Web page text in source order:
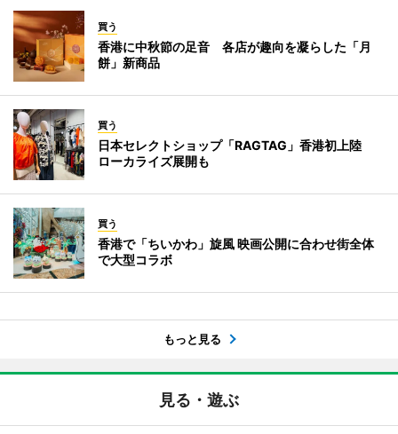
買う
香港に中秋節の足音 各店が趣向を凝らした「月
餅」新商品
買う
日本セレクトショップ「RAGTAG」香港初上陸
ローカライズ展開も
買う
香港で「ちいかわ」旋風 映画公開に合わせ街全体
で大型コラボ
もっと見る
見る・遊ぶ